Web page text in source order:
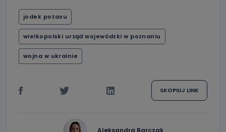
jodek potasu
wielkopolski urząd wojewódzki w poznaniu
wojna w ukrainie
SKOPIUJ LINK